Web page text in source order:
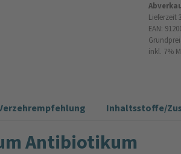
Lieferzeit
EAN:
inkl. 7%
Inhaltsstoffe/
Antibiotikum